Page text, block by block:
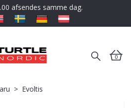
afsendes samme dag.
0
Evoltis